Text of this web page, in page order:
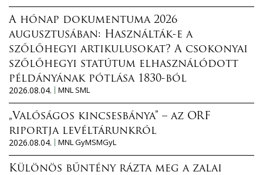
A hónap dokumentuma 2026
augusztusában: Használták-e a
szőlőhegyi artikulusokat? A csokonyai
szőlőhegyi statútum elhasználódott
példányának pótlása 1830-ból
2026.08.04.
MNL SML
„Valóságos kincsesbánya” – az ORF
riportja levéltárunkról
2026.08.04.
MNL GyMSMGyL
Különös bűntény rázta meg a zalai